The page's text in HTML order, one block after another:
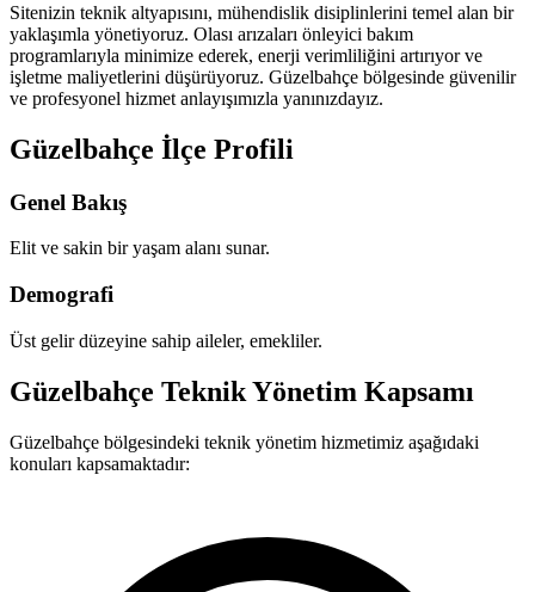
Sitenizin teknik altyapısını, mühendislik disiplinlerini temel alan bir
yaklaşımla yönetiyoruz. Olası arızaları önleyici bakım
programlarıyla minimize ederek, enerji verimliliğini artırıyor ve
işletme maliyetlerini düşürüyoruz. Güzelbahçe bölgesinde güvenilir
ve profesyonel hizmet anlayışımızla yanınızdayız.
Güzelbahçe İlçe Profili
Genel Bakış
Elit ve sakin bir yaşam alanı sunar.
Demografi
Üst gelir düzeyine sahip aileler, emekliler.
Güzelbahçe Teknik Yönetim Kapsamı
Güzelbahçe bölgesindeki teknik yönetim hizmetimiz aşağıdaki
konuları kapsamaktadır: